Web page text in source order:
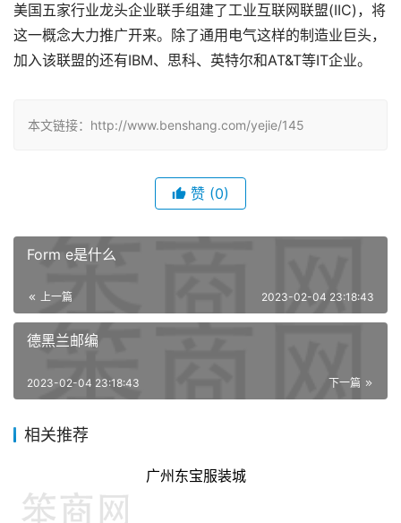
美国五家行业龙头企业联手组建了工业互联网联盟(IIC)，将
这一概念大力推广开来。除了通用电气这样的制造业巨头，
加入该联盟的还有IBM、思科、英特尔和AT&T等IT企业。
本文链接：http://www.benshang.com/yejie/145
赞 (0)
Form e是什么
上一篇 2023-02-04 23:18:43
德黑兰邮编
下一篇
2023-02-04 23:18:43
相关推荐
广州东宝服装城